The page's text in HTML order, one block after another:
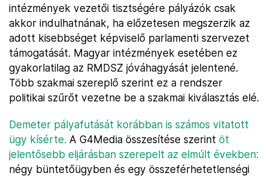
intézmények vezetői tisztségére pályázók csak
akkor indulhatnának, ha előzetesen megszerzik az
adott kisebbséget képviselő parlamenti szervezet
támogatását. Magyar intézmények esetében ez
gyakorlatilag az RMDSZ jóváhagyását jelentené.
Több szakmai szereplő szerint ez a rendszer
politikai szűrőt vezetne be a szakmai kiválasztás elé.
Demeter pályafutását korábban is számos vitatott
ügy kísérte. A G4Media összesítése szerint öt
jelentősebb eljárásban szerepelt az elmúlt években:
négy büntetőügyben és egy összeférhetetlenségi